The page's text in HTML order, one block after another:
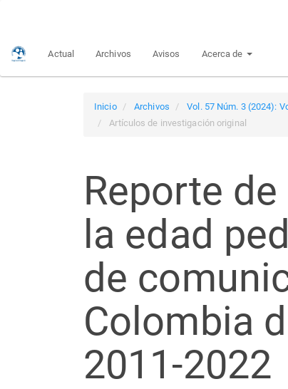
principalActual Archivos Avisos Acerca de
Inicio Archivos
Vol. 57 Núm. 3 (2024):
Artículos de investigación original
Reporte
la edad
de
Colombia
2011-2022